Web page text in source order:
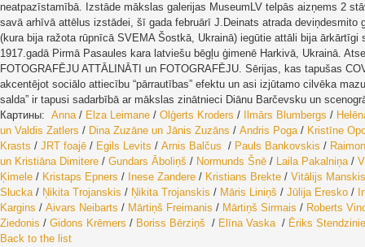
neatpazīstamībā. Izstāde mākslas galerijas MuseumLV telpās aizņems 2
savā arhīvā attēlus izstādei, šī gada februārī J.Deinats atrada
(kura bija ražota rūpnīcā SVEMA Šostkā, Ukrainā) iegūtie attāli bija
1917.gadā Pirmā Pasaules kara latviešu bēgļu ģimenē Harkivā, Ukrainā.
FOTOGRAFĒJU ATTĀLINĀTI un FOTOGRAFĒJU. Sērijas, kas tapušas
akcentējot sociālo attiecību “pārrautības” efektu un asi izjūtamo cilvēka
salda” ir tapusi sadarbībā ar mākslas zinātnieci Diānu Barčevsku un
Картины: Anna/ Elza Leimane / Olģerts Kroders / Ilmārs Blumbergs /
un Valdis Zatlers / Dina Zuzāne un Jānis Zuzāns / Andris Poga/ Kristīne
Krasts / JRT foajē / Egils Levits / Arnis Balčus / Pauls Bankovskis /
un Kristiāna Dimitere / Gundars Āboliņš / Normunds Šnē / Laila Pakalniņa/
Ķimele / Kristaps Epners / Inese Zandere / Kristians Brekte / Vitālijs Manskis
Slucka/ Ņikita Trojanskis / Ņikita Trojanskis / Māris Liniņš / Jūlija Eresko /
Kargins / Aivars Neibarts / Mārtiņš Freimanis / Mārtiņš Sirmais / Roberts
Ziedonis / Gidons Krēmers / Boriss Bērziņš / Elīna Vaska / Ēriks
Back to the list